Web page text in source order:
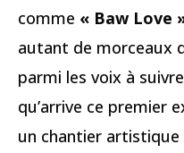
comme « Baw Love
autant de morceaux
parmi les voix à
qu’arrive ce premier
un chantier